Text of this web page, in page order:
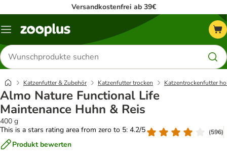
Versandkostenfrei ab 39€
Menü
Produkte
suchen
Katzenfutter & Zubehör Katzenfutter trocken Katzentrockenfutter
Almo Nature Functional Life
Maintenance Huhn & Reis
400 g
This is a stars rating area from zero to 5: 4.2/5
(596)
Produkt bewerten